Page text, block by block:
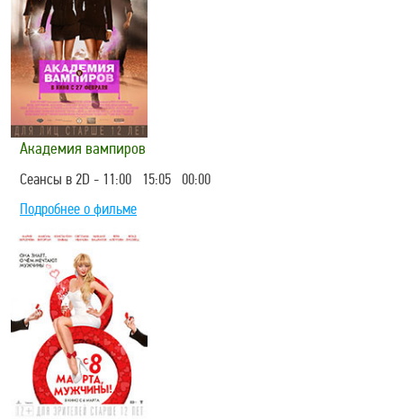
Академия вампиров
Сеансы в 2D - 11:00 15:05 00:00
Подробнее о фильме